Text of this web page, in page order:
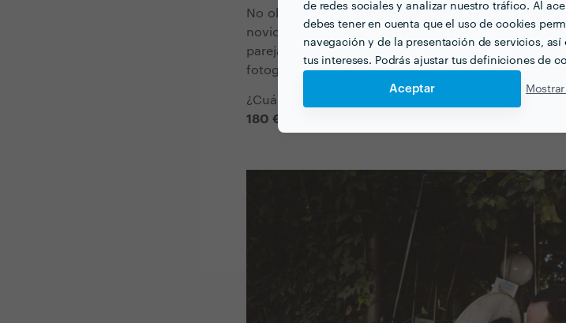
de redes sociales y analizar nuestro tráfico. Al
debes tener en cuenta que el uso de cookies
navegación y de la presentación de servicios,
tus intereses. Podrás ajustar tus definiciones de
Aceptar
No obstante, muchas parejas optan por fotografiar
novios, o por realizar sesiones de fotografía
parejas prefieren aumentar las horas de cobertura
fotografía ala fiestaposterior al banquete.
¿Cuánto cuesta la hora de un fotógrafo de bodas?
180 €/h